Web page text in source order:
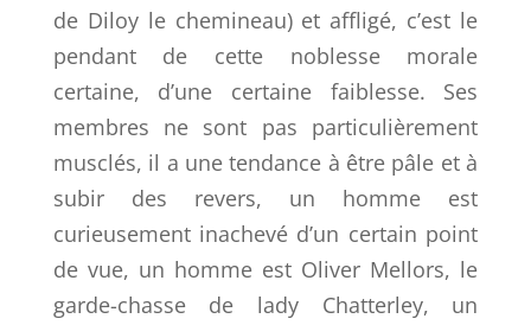
de Diloy le chemineau) et affligé, c’est le
pendant de cette noblesse morale
certaine, d’une certaine faiblesse. Ses
membres ne sont pas particulièrement
musclés, il a une tendance à être pâle et à
subir des revers, un homme est
curieusement inachevé d’un certain point
de vue, un homme est Oliver Mellors, le
garde-chasse de lady Chatterley, un